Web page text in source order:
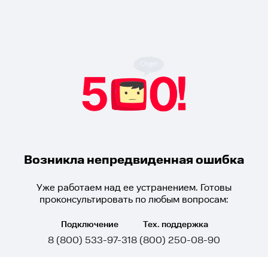
Возникла непредвиденная ошибка
Уже работаем над ее устранением. Готовы
проконсультировать по любым вопросам:
Подключение
8 (800) 533-97-31
Тех. поддержка
8 (800) 250-08-90